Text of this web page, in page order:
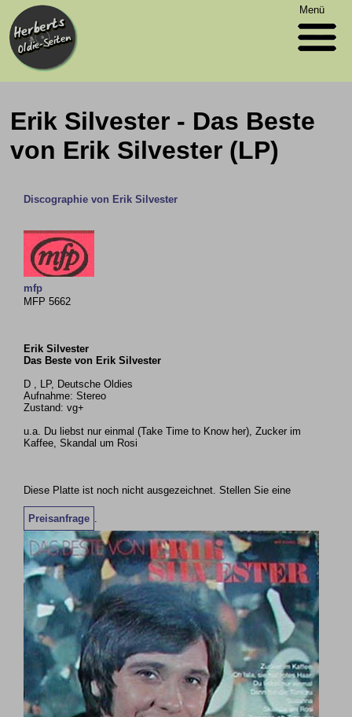
Menü
Erik Silvester - Das Beste
von Erik Silvester (LP)
Discographie von Erik Silvester
mfp
MFP 5662
Erik Silvester
Das Beste von Erik Silvester
D , LP, Deutsche Oldies
Aufnahme: Stereo
Zustand: vg+
u.a. Du liebst nur einmal (Take Time to Know her), Zucker im
Kaffee, Skandal um Rosi
Diese Platte ist noch nicht ausgezeichnet. Stellen Sie eine
Preisanfrage